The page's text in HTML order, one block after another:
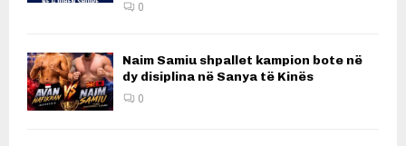
0
Naim Samiu shpallet kampion bote në
dy disiplina në Sanya të Kinës
0